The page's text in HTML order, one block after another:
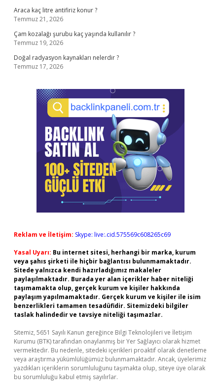
Araca kaç litre antifiriz konur ?
Temmuz 21, 2026
Çam kozalağı şurubu kaç yaşında kullanılır ?
Temmuz 19, 2026
Doğal radyasyon kaynakları nelerdir ?
Temmuz 17, 2026
Reklam ve İletişim: Skype: live:.cid.575569c608265c69
Yasal Uyarı: Bu internet sitesi, herhangi bir marka, kurum
veya şahıs şirketi ile hiçbir bağlantısı bulunmamaktadır.
Sitede yalnızca kendi hazırladığımız makaleler
paylaşılmaktadır. Burada yer alan içerikler haber niteliği
taşımamakta olup, gerçek kurum ve kişiler hakkında
paylaşım yapılmamaktadır. Gerçek kurum ve kişiler ile isim
benzerlikleri tamamen tesadüfidir. Sitemizdeki bilgiler
taslak halindedir ve tavsiye niteliği taşımazlar.
Sitemiz, 5651 Sayılı Kanun gereğince Bilgi Teknolojileri ve İletişim
Kurumu (BTK) tarafından onaylanmış bir Yer Sağlayıcı olarak hizmet
vermektedir. Bu nedenle, sitedeki içerikleri proaktif olarak denetleme
veya araştırma yükümlülüğümüz bulunmamaktadır. Ancak, üyelerimiz
yazdıkları içeriklerin sorumluluğunu taşımakta olup, siteye üye olarak
bu sorumluluğu kabul etmiş sayılırlar.